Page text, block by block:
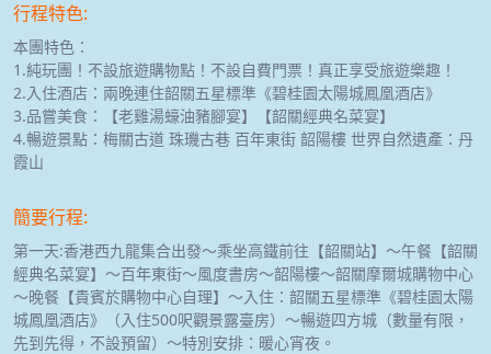
行程特色:
本團特色：
1.純玩團！不設旅遊購物點！不設自費門票！真正享受旅遊樂趣！
2.入住酒店：兩晚連住韶關五星標準《碧桂園太陽城鳳凰酒店》
3.品嘗美食：【老雞湯蠔油豬腳宴】【韶關經典名菜宴】
4.暢遊景點：梅關古道 珠璣古巷 百年東街 韶陽樓 世界自然遺產：丹
霞山
簡要行程:
第一天:香港西九龍集合出發～乘坐高鐵前往【韶關站】～午餐【韶關
經典名菜宴】～百年東街～風度書房～韶陽樓～韶關摩爾城購物中心
～晚餐【貴賓於購物中心自理】～入住：韶關五星標準《碧桂園太陽
城鳳凰酒店》（入住500呎觀景露臺房）～暢遊四方城（數量有限，
先到先得，不設預留）～特別安排：暖心宵夜。